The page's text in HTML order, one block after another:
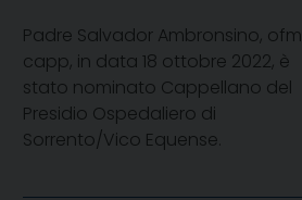
Padre Salvador Ambronsino, ofm
capp, in data 18 ottobre 2022, è
stato nominato Cappellano del
Presidio Ospedaliero di
Sorrento/Vico Equense.